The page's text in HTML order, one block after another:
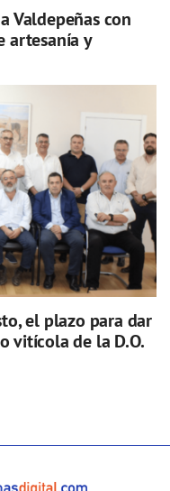
Valdepeñas con
artesanía y
el plazo para dar
vitícola de la D.O.